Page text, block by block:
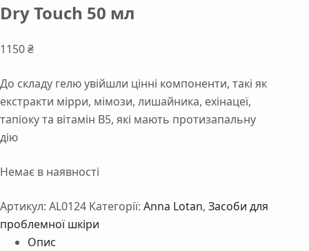
Dry Touch 50 мл
1150₴
До складу гелю увійшли цінні компоненти, такі як
екстракти мірри, мімози, лишайника, ехінацеї,
тапіоку та вітамін В5, які мають протизапальну
дію
Немає в наявності
Артикул: AL0124 Категорії: Anna Lotan, Засоби для
проблемної шкіри
Опис